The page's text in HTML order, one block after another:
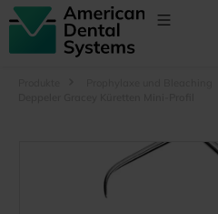
Bildergalerie überspringen